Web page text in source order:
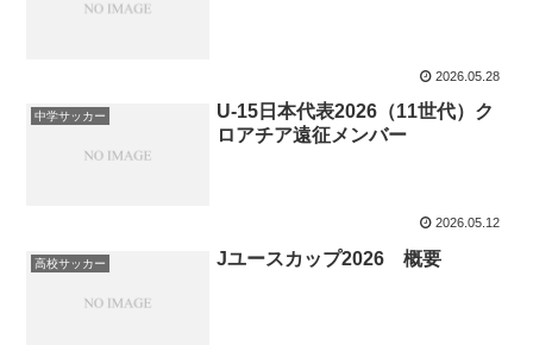
2026.05.28
中学サッカー
U-15日本代表2026（11世代）ク
ロアチア遠征メンバー
2026.05.12
高校サッカー Jユースカップ2026 概要